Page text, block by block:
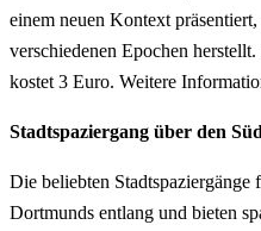
einem neuen Kontext
verschiedenen Epochen
kostet 3 Euro. Weitere
Stadtspaziergang über den
Die beliebten Stadtspaziergänge
Dortmunds entlang und bieten